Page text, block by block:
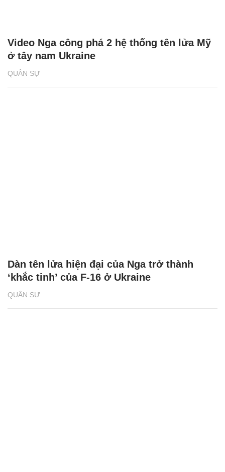
QUÂN SỰ
Video Nga công phá 2 hệ thống tên lửa Mỹ
ở tây nam Ukraine
QUÂN SỰ
Dàn tên lửa hiện đại của Nga trở thành
‘khắc tinh’ của F-16 ở Ukraine